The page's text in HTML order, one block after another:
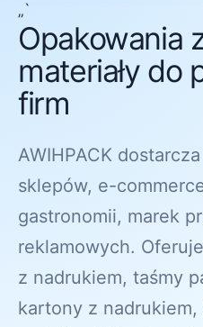
„`
Opakowania
materiały do
firm
AWIHPACK
sklepów, e-
gastronomii, marek
reklamowych.
z nadrukiem, taśmy
kartony z